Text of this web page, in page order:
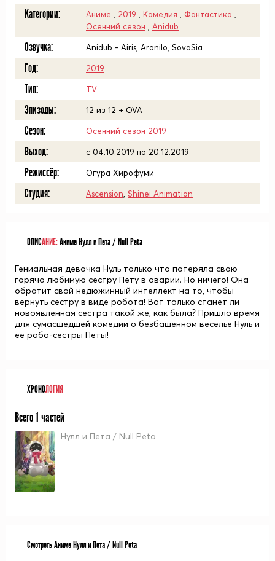
Категории: Аниме 2019 Комедия Фантастика
Осенний сезон
Anidub
Озвучка: Anidub - Airis, Aronilo, SovaSia
Год: 2019
Тип: TV
Эпизоды: 12 из 12 + OVA
Сезон: Осенний сезон 2019
Выход: c 04.10.2019 по 20.12.2019
Режиссёр: Огура Хирофуми
Студия: Ascension Shinei Animation
ОПИСАНИЕ:Аниме Нулл и Пета / Null Peta
Гениальная девочка Нуль только что потеряла свою
горячо любимую сестру Пету в аварии. Но ничего! Она
обратит свой недюжинный интеллект на то, чтобы
вернуть сестру в виде робота! Вот только станет ли
новоявленная сестра такой же, как была? Пришло время
для сумасшедшей комедии о безбашенном веселье Нуль и
её робо-сестры Петы!
ХРОНОЛОГИЯ
Всего 1 частей
Нулл и Пета / Null Peta
Смотреть Аниме Нулл и Пета / Null Peta